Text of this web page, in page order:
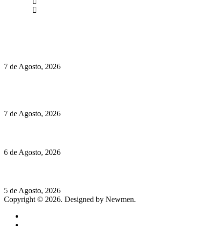
7 de Agosto, 2026
7 de Agosto, 2026
6 de Agosto, 2026
5 de Agosto, 2026
Copyright © 2026. Designed by Newmen.